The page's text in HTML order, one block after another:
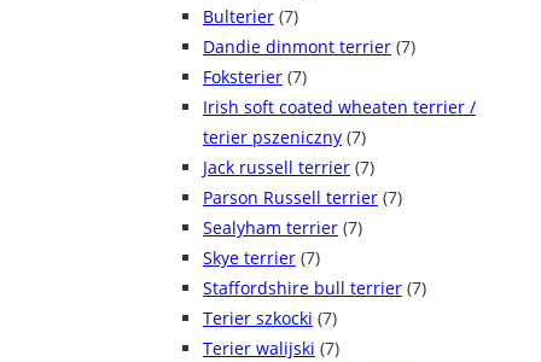
Bulterier (7)
Dandie dinmont terrier (7)
Foksterier (7)
Irish soft coated wheaten terrier /
terier pszeniczny (7)
Jack russell terrier (7)
Parson Russell terrier (7)
Sealyham terrier (7)
Skye terrier (7)
Staffordshire bull terrier (7)
Terier szkocki (7)
Terier walijski (7)